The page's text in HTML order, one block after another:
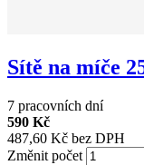
Sítě na míče
7 pracovních dní
590 Kč
487,60 Kč bez DPH
Změnit počet